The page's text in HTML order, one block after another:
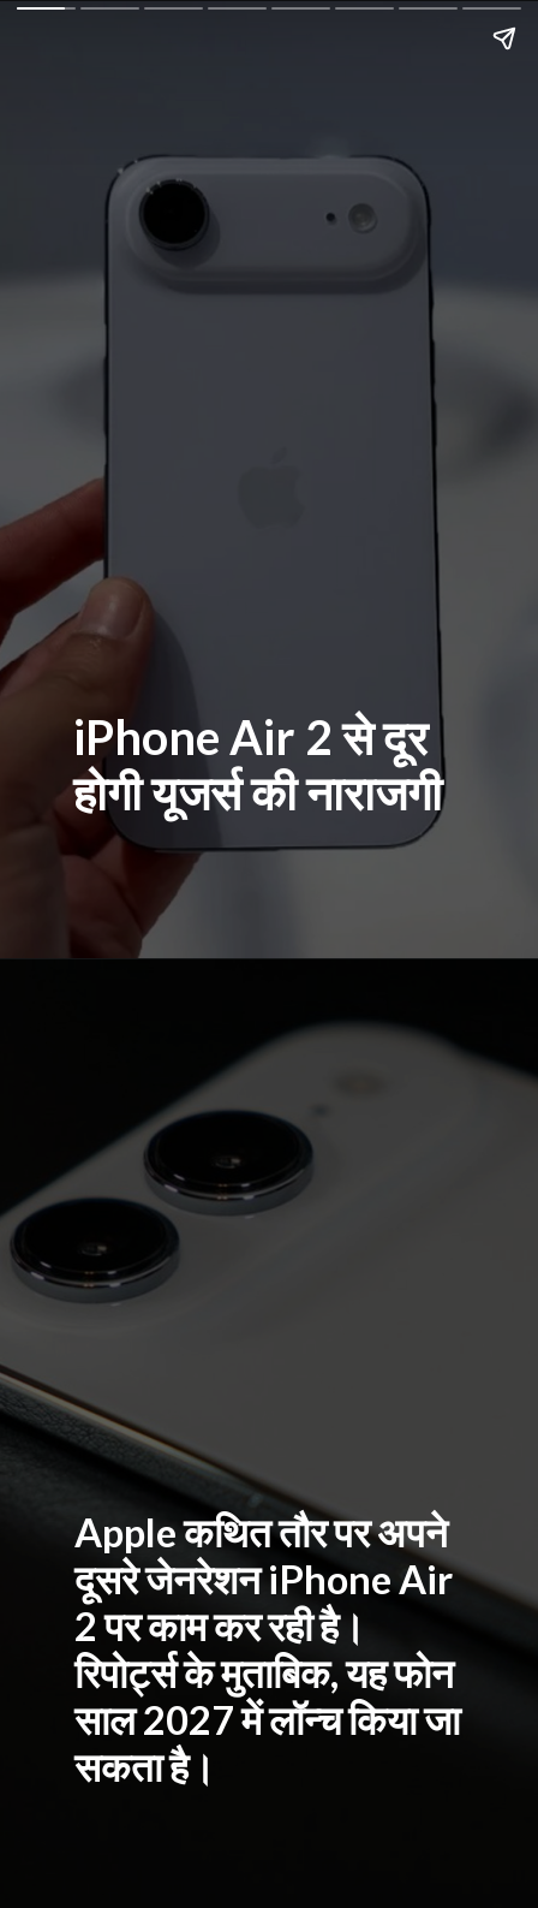
iPhone Air 2 से दूर
होगी यूजर्स की नाराजगी
Apple कथित तौर पर अपने
दूसरे जेनरेशन iPhone Air
2 पर काम कर रही है।
रिपोर्ट्स के मुताबिक, यह फोन
साल 2027 में लॉन्च किया जा
सकता है।